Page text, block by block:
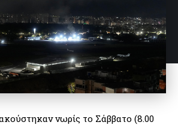
νωρίς το Σάββατο (8.00